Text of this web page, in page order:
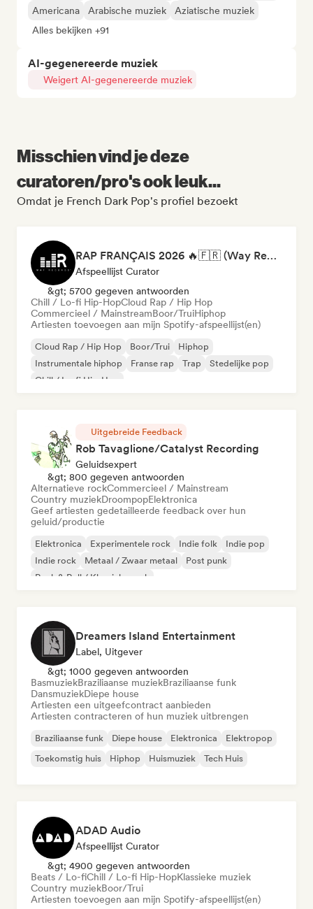
Americana Arabische muziek
Aziatische muziek
Alles bekijken +91
AI-gegenereerde muziek
Weigert AI-gegenereerde muziek
Misschien vind je deze
curatoren/pro's ook leuk...
Omdat je French Dark Pop's profiel bezoekt
RAP FRANÇAIS 2026 🔥🇫🇷 (Way Records)
Afspeellijst Curator
&gt; 5700 gegeven antwoorden
Chill / Lo-fi Hip-HopCloud Rap / Hip Hop
Commercieel / MainstreamBoor/TruiHiphop
Artiesten toevoegen aan mijn Spotify-afspeellijst(en)
Cloud Rap / Hip Hop Boor/Trui
Hiphop
Instrumentale hiphop
Franse rap Trap
Stedelijke pop
Chill / Lo-fi Hip-Hop
Uitgebreide Feedback
Rob Tavaglione/Catalyst Recording
Geluidsexpert
&gt; 800 gegeven antwoorden
Alternatieve rockCommercieel / Mainstream
Country muziekDroompopElektronica
Geef artiesten gedetailleerde feedback over hun
geluid/productie
Elektronica Experimentele rock Indie folk
Indie pop
Indie rock
Metaal / Zwaar metaal
Post punk
Rock & Roll / Klassieke rock
Dreamers Island Entertainment
Label, Uitgever
&gt; 1000 gegeven antwoorden
BasmuziekBraziliaanse muziekBraziliaanse funk
DansmuziekDiepe house
Artiesten een uitgeefcontract aanbieden
Artiesten contracteren of hun muziek uitbrengen
Braziliaanse funk Diepe house Elektronica
Elektropop
Toekomstig huis
Hiphop Huismuziek Tech Huis
ADAD Audio
Afspeellijst Curator
&gt; 4900 gegeven antwoorden
Beats / Lo-fiChill / Lo-fi Hip-HopKlassieke muziek
Country muziekBoor/Trui
Artiesten toevoegen aan mijn Spotify-afspeellijst(en)